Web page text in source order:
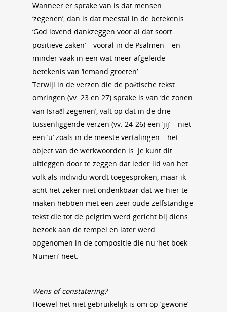
Wanneer er sprake van is dat mensen
‘zegenen’, dan is dat meestal in de betekenis
‘God lovend dankzeggen voor al dat soort
positieve zaken’ – vooral in de Psalmen – en
minder vaak in een wat meer afgeleide
betekenis van ‘iemand groeten’.
Terwijl in de verzen die de poëtische tekst
omringen (vv. 23 en 27) sprake is van ‘de zonen
van Israël zegenen’, valt op dat in de drie
tussenliggende verzen (vv. 24-26) een ‘jij’ – niet
een ‘u’ zoals in de meeste vertalingen – het
object van de werkwoorden is. Je kunt dit
uitleggen door te zeggen dat ieder lid van het
volk als individu wordt toegesproken, maar ik
acht het zeker niet ondenkbaar dat we hier te
maken hebben met een zeer oude zelfstandige
tekst die tot de pelgrim werd gericht bij diens
bezoek aan de tempel en later werd
opgenomen in de compositie die nu ‘het boek
Numeri’ heet.
Wens of constatering?
Hoewel het niet gebruikelijk is om op ‘gewone’